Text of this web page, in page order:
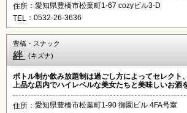
住所 ：愛知県豊橋市松葉町1-67 cozyビル3-D
TEL ：0532-26-3636
豊橋・スナック
絆 (キズナ)
ボトル制か飲み放題制は過ごし方によってセレクト
上品な店内でハイレベルな美女たちと美味しいお酒
住所 ：愛知県豊橋市松葉町1-90 御園ビル 4FA号室